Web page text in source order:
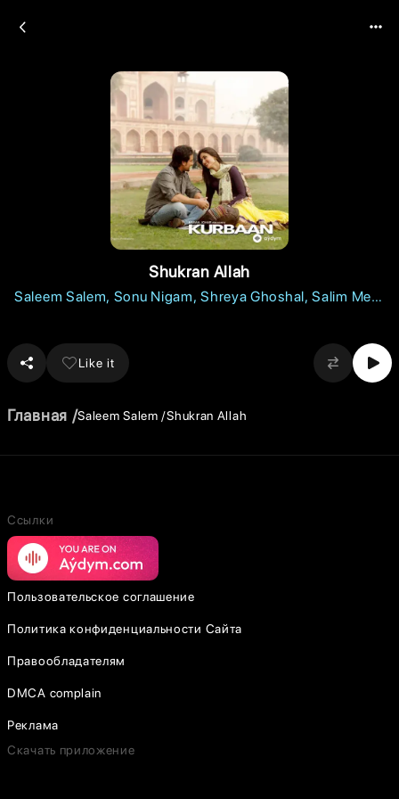
Shukran Allah
Saleem Salem Sonu Nigam Shreya Ghoshal Salim Merc
Like it
Главная Saleem Salem Shukran Allah
Ссылки
Пользовательское соглашение
Политика конфиденциальности Сайта
Правообладателям
DMCA complain
Реклама
Скачать приложение